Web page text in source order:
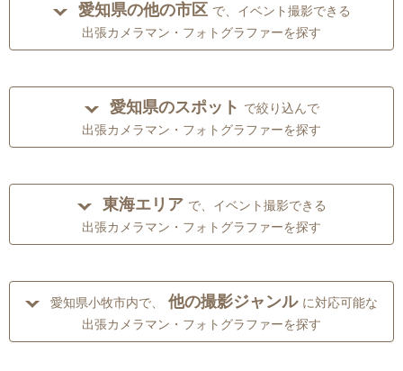
愛知県の他の市区 で、イベント撮影できる
出張カメラマン・フォトグラファーを探す
愛知県のスポット で絞り込んで
出張カメラマン・フォトグラファーを探す
東海エリア で、イベント撮影できる
出張カメラマン・フォトグラファーを探す
愛知県小牧市内で、 他の撮影ジャンル に対応可能な
出張カメラマン・フォトグラファーを探す